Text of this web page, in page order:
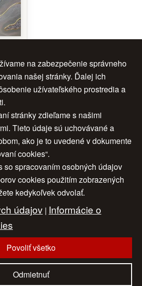
| Obchodné podmienky |
údajov | Cookies
| Cenník | Aktuality | Kontakt
|
Všetky práva vyhradené
na zabezpečenie správneho
našej stránky. Ďalej ich
užívateľského prostredia a
stránky zdieľame s našimi
Tieto údaje sú uchovávané a
ako je to uvedené v dokumente
cookies“.
so spracovaním osobných údajov
cookies použitím zobrazených
kedykoľvek odvolať.
údajov | Informácie o
Povoliť všetko
Odmietnuť